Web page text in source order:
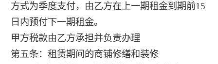
方式为季度支付，由乙方在上一期租金到期前15
日内预付下一期租金。
甲方税款由乙方承担并负责办理
第五条：租赁期间的商铺修缮和装修